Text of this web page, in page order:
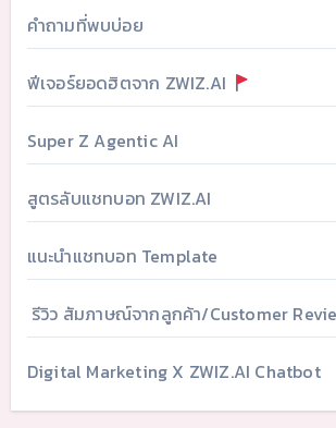
คำถามที่พบบ่อย
ฟีเจอร์ยอดฮิตจาก ZWIZ.AI
Super Z Agentic AI
สูตรลับแชทบอท ZWIZ.AI
แนะนำแชทบอท Template
รีวิว สัมภาษณ์จากลูกค้า/Customer
Digital Marketing X ZWIZ.AI Chatbot